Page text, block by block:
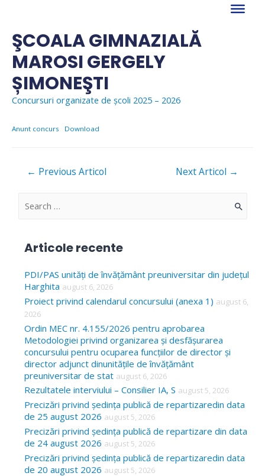
content
ŞCOALA GIMNAZIALĂ
MAROSI GERGELY
ȘIMONEŞTI
Concursuri organizate de școli 2025 – 2026
Anunt concurs Download
Navigare
← Previous Articol Next Articol →
S
c
h
f
o
r
Articole recente
PDI/PAS unități de învățământ preuniversitar din județul
Harghita august 6, 2026
Proiect privind calendarul concursului (anexa 1) august 6,
2026
Ordin MEC nr. 4.155/2026 pentru aprobarea
Metodologiei privind organizarea și desfășurarea
concursului pentru ocuparea funcțiilor de director și
director adjunct dinunitățile de învățământ
preuniversitar de stat august 6, 2026
Rezultatele interviului – Consilier IA, S august 5, 2026
Precizări privind ședința publică de repartizaredin data
de 25 august 2026 august 5, 2026
Precizări privind ședința publică de repartizare din data
de 24 august 2026 august 5, 2026
Precizări privind ședința publică de repartizaredin data
de 20 august 2026 august 5, 2026